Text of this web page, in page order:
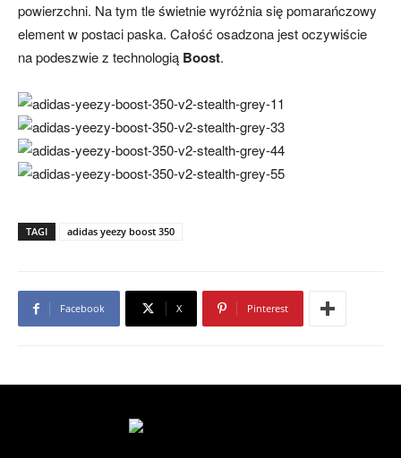
powierzchni. Na tym tle świetnie wyróżnia się pomarańczowy
element w postaci paska. Całość osadzona jest oczywiście
na podeszwie z technologią Boost.
TAGI adidas yeezy boost 350
Facebook X Pinterest